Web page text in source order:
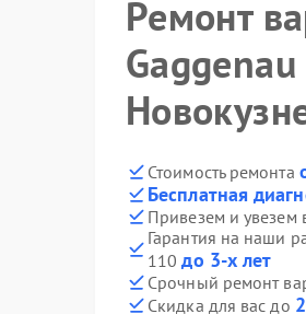
Ремонт
Стоимость ремонта
Бесплатная
Привезем и увезем
Гарантия на наши
110до 3-х лет
Срочный ремонт
Скидка для вас до